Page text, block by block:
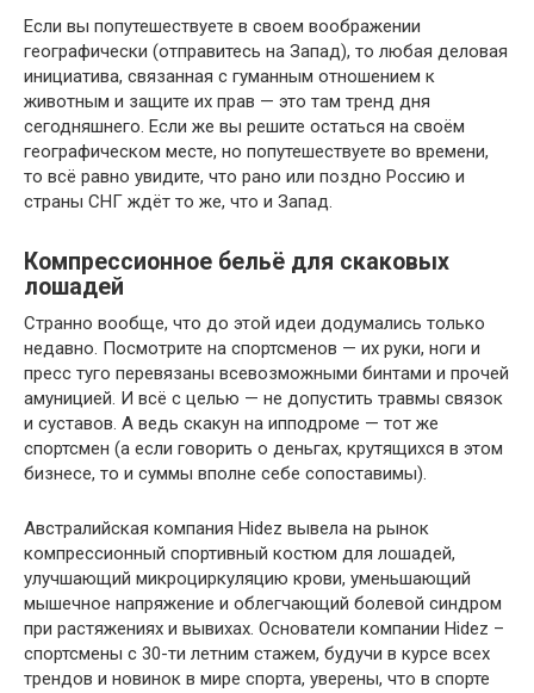
Если вы попутешествуете в своем воображении
географически (отправитесь на Запад), то любая деловая
инициатива, связанная с гуманным отношением к
животным и защите их прав — это там тренд дня
сегодняшнего. Если же вы решите остаться на своём
географическом месте, но попутешествуете во времени,
то всё равно увидите, что рано или поздно Россию и
страны СНГ ждёт то же, что и Запад.
Компрессионное бельё для скаковых
лошадей
Странно вообще, что до этой идеи додумались только
недавно. Посмотрите на спортсменов — их руки, ноги и
пресс туго перевязаны всевозможными бинтами и прочей
амуницией. И всё с целью — не допустить травмы связок
и суставов. А ведь скакун на ипподроме — тот же
спортсмен (а если говорить о деньгах, крутящихся в этом
бизнесе, то и суммы вполне себе сопоставимы).
Австралийская компания Hidez вывела на рынок
компрессионный спортивный костюм для лошадей,
улучшающий микроциркуляцию крови, уменьшающий
мышечное напряжение и облегчающий болевой синдром
при растяжениях и вывихах. Основатели компании Hidez –
спортсмены с 30-ти летним стажем, будучи в курсе всех
трендов и новинок в мире спорта, уверены, что в спорте